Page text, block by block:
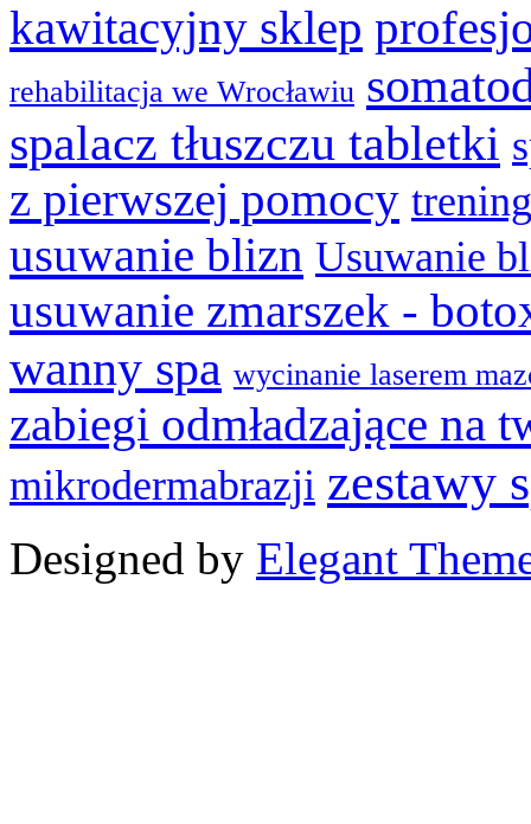
kawitacyjny sklep
rehabilitacja we Wrocławiu
spalacz tłuszczu tabletki
z pierwszej pomocy
usuwanie blizn Usuwanie
usuwanie zmarszek -
wanny spa wycinanie laserem
zabiegi odmładzające na
mikrodermabrazji zestawy
Designed by Elegant